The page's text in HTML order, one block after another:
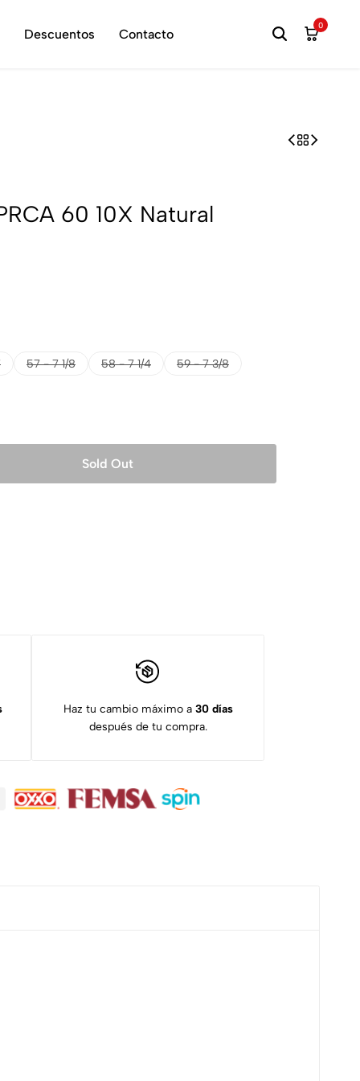
Descuentos Contacto
0
60 10X Natural
57 - 7 1/8 58 - 7 1/4 59 - 7 3/8
Sold Out
Haz tu cambio máximo a 30 días
después de tu compra.